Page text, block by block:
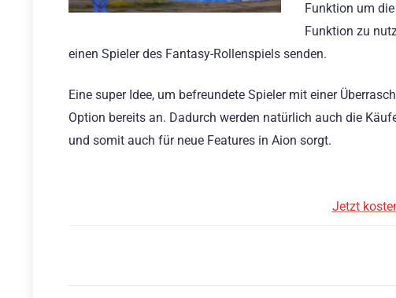
Funktion um
Funktion zu
einen Spieler des Fantasy-Rollenspiels senden.
Eine super Idee, um befreundete Spieler mit einer
Option bereits an. Dadurch werden natürlich auch die
und somit auch für neue Features in Aion sorgt.
Jetzt